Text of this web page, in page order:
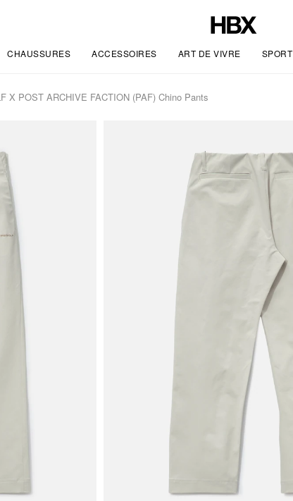
CHAUSSURES ACCESSOIRES ART DE VIVRE SPORT
X POST ARCHIVE FACTION (PAF) Chino Pants